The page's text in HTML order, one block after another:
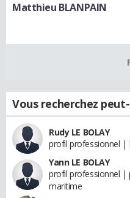
Matthieu BLANPAIN
Vous recherchez
Rudy LE BOLAY
profil professionnel |
Yann LE BOLAY
profil professionnel |
maritime